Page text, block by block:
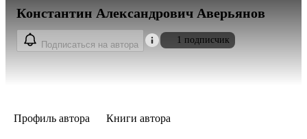
Константин Александрович Аверьянов
Подписаться на автора 1 подписчик
Профиль автора Книги автора